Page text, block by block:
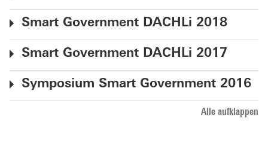
Smart Government DACHLi 2018
Smart Government DACHLi 2017
Symposium Smart Government 2016
Alle aufklappen